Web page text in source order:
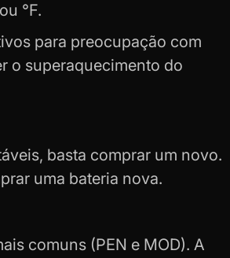
°F.
para preocupação com
o superaquecimento do
basta comprar um novo.
uma bateria nova.
comuns (PEN e MOD). A